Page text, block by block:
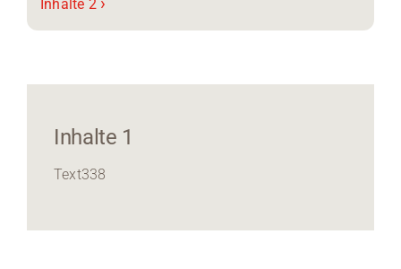
Inhalte 2
Inhalte 1
Text338